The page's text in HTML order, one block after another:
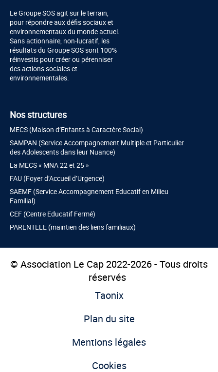
Le Groupe SOS agit sur le terrain,
pour répondre aux défis sociaux et
environnementaux du monde actuel.
Sans actionnaire, non-lucratif, les
résultats du Groupe SOS sont 100%
réinvestis pour créer ou pérenniser
des actions sociales et
environnementales.
Nos structures
MECS (Maison d’Enfants à Caractère Social)
SAMPAN (Service Accompagnement Multiple et Particulier
des Adolescents dans leur Nuance)
La MECS « MNA 22 et 25 »
FAU (Foyer d’Accueil d’Urgence)
SAEMF (Service Accompagnement Educatif en Milieu
Familial)
CEF (Centre Educatif Fermé)
PARENTELE (maintien des liens familiaux)
© Association Le Cap 2022-2026 - Tous droits
réservés
Taonix
Plan du site
Mentions légales
Cookies